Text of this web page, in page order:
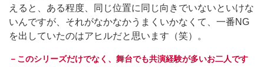
えると、ある程度、同じ位置に同じ向きでいないといけな
いんですが、それがなかなかうまくいかなくて、一番NG
を出していたのはアヒルだと思います（笑）。
－このシリーズだけでなく、舞台でも共演経験が多いお二人です